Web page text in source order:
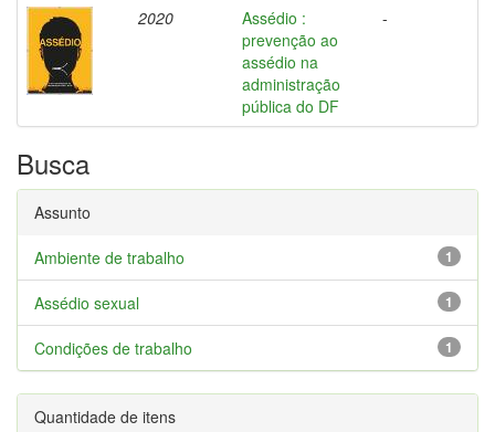
2020
Assédio :
prevenção ao
assédio na
administração
pública do DF
-
Busca
Assunto
1
Ambiente de trabalho
1
Assédio sexual
1
Condições de trabalho
Quantidade de itens